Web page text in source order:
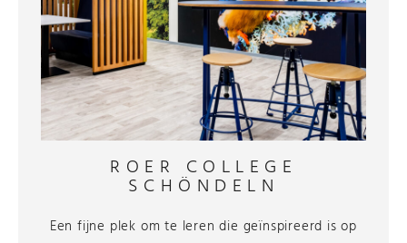
ROER COLLEGE
SCHÖNDELN
Een fijne plek om te leren die geïnspireerd is op